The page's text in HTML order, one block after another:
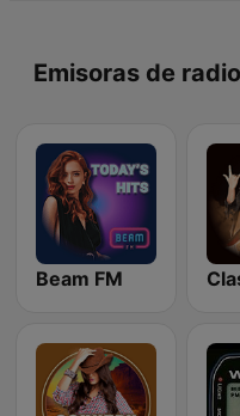
Emisoras de
Beam FM